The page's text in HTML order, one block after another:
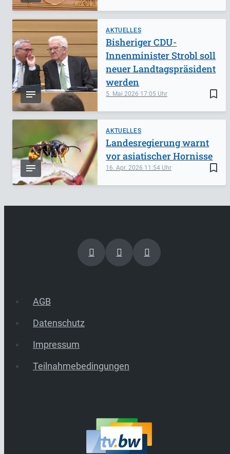
AKTUELLES
bookmark_border
5. Mai 2026 17:05
Bisheriger CDU-
Innenminister Strobl soll
neuer Landtagspräsident
werden
AKTUELLES
bookmark_border
16. Apr. 2026 11:54
Landesregierung warnt
vor asiatischer Hornisse
AGB
Datenschutz
Impressum
Teilnahmebedingungen